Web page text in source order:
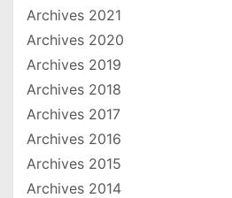
Archives 2021
Archives 2020
Archives 2019
Archives 2018
Archives 2017
Archives 2016
Archives 2015
Archives 2014